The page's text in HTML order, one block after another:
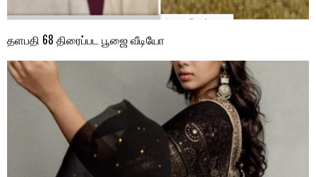
தளபதி 68 திரைப்பட பூஜை வீடியோ